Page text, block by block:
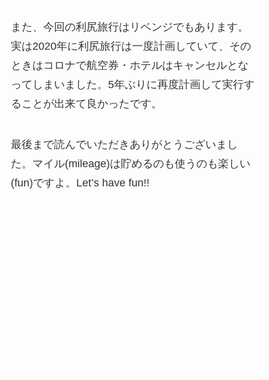
また、今回の利尻旅行はリベンジでもあります。
実は2020年に利尻旅行は一度計画していて、その
ときはコロナで航空券・ホテルはキャンセルとな
ってしまいました。5年ぶりに再度計画して実行す
ることが出来て良かったです。
最後まで読んでいただきありがとうございまし
た。マイル(mileage)は貯めるのも使うのも楽しい
(fun)ですよ。Let’s have fun!!